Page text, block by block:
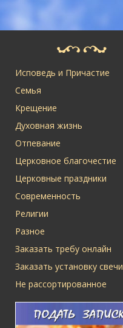
Исповедь и Причастие
Семья
Крещение
Духовная жизнь
Отпевание
Церковное благочестие
Церковные праздники
Современность
Религии
Разное
Заказать требу онлайн
Заказать установку свечи
Не рассортированное